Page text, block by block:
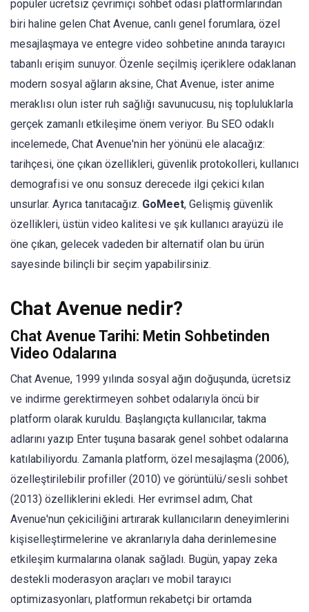
popüler ücretsiz çevrimiçi sohbet odası platformlarından
biri haline gelen Chat Avenue, canlı genel forumlara, özel
mesajlaşmaya ve entegre video sohbetine anında tarayıcı
tabanlı erişim sunuyor. Özenle seçilmiş içeriklere odaklanan
modern sosyal ağların aksine, Chat Avenue, ister anime
meraklısı olun ister ruh sağlığı savunucusu, niş topluluklarla
gerçek zamanlı etkileşime önem veriyor. Bu SEO odaklı
incelemede, Chat Avenue'nin her yönünü ele alacağız:
tarihçesi, öne çıkan özellikleri, güvenlik protokolleri, kullanıcı
demografisi ve onu sonsuz derecede ilgi çekici kılan
unsurlar. Ayrıca tanıtacağız. GoMeet, Gelişmiş güvenlik
özellikleri, üstün video kalitesi ve şık kullanıcı arayüzü ile
öne çıkan, gelecek vadeden bir alternatif olan bu ürün
sayesinde bilinçli bir seçim yapabilirsiniz.
Chat Avenue nedir?
Chat Avenue Tarihi: Metin Sohbetinden
Video Odalarına
Chat Avenue, 1999 yılında sosyal ağın doğuşunda, ücretsiz
ve indirme gerektirmeyen sohbet odalarıyla öncü bir
platform olarak kuruldu. Başlangıçta kullanıcılar, takma
adlarını yazıp Enter tuşuna basarak genel sohbet odalarına
katılabiliyordu. Zamanla platform, özel mesajlaşma (2006),
özelleştirilebilir profiller (2010) ve görüntülü/sesli sohbet
(2013) özelliklerini ekledi. Her evrimsel adım, Chat
Avenue'nun çekiciliğini artırarak kullanıcıların deneyimlerini
kişiselleştirmelerine ve akranlarıyla daha derinlemesine
etkileşim kurmalarına olanak sağladı. Bugün, yapay zeka
destekli moderasyon araçları ve mobil tarayıcı
optimizasyonları, platformun rekabetçi bir ortamda